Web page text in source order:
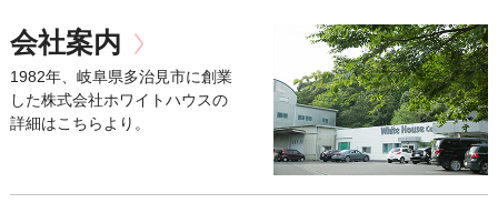
会社案内
1982年、岐阜県多治見市に創業
した株式会社ホワイトハウスの
詳細はこちらより。